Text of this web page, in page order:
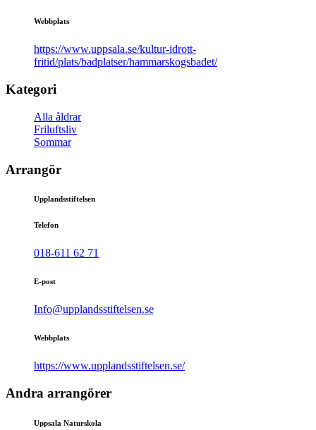
Webbplats
https://www.uppsala.se/kultur-idrott-
fritid/plats/badplatser/hammarskogsbadet/
Kategori
Alla åldrar
Friluftsliv
Sommar
Arrangör
Upplandsstiftelsen
Telefon
018-611 62 71
E-post
Info@upplandsstiftelsen.se
Webbplats
https://www.upplandsstiftelsen.se/
Andra arrangörer
Uppsala Naturskola